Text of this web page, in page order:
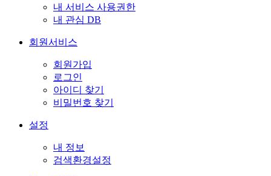
내 서비스 사용권한
내 관심 DB
회원서비스
회원가입
로그인
아이디 찾기
비밀번호 찾기
설정
내 정보
검색환경설정